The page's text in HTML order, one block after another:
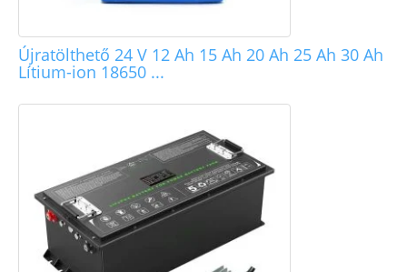
Újratölthető 24 V 12 Ah 15 Ah 20 Ah 25 Ah 30 Ah
Lítium-ion 18650 ...